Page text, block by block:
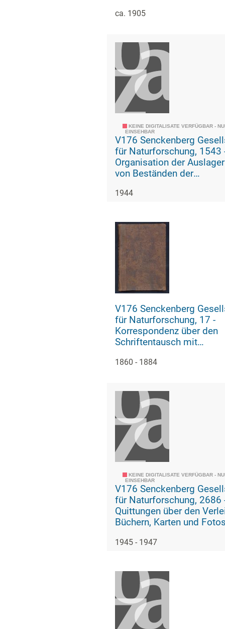
ca. 1905
KEINE DIGITALISATE VERFÜGBAR -
EINSEHBAR
V176 Senckenberg
für Naturforschung, 1543 -
Organisation der
von Beständen der
während des Zweiten
1944
V176 Senckenberg
für Naturforschung, 17 -
Korrespondenz über den
Schriftentausch mit
Vereinigungen mit
1860 - 1884
KEINE DIGITALISATE VERFÜGBAR -
EINSEHBAR
V176 Senckenberg
für Naturforschung, 2686 -
Quittungen über den
Büchern, Karten und
Wissenschaftler
1945 - 1947